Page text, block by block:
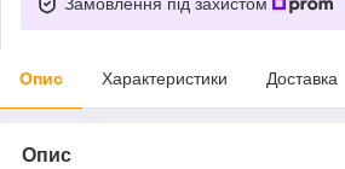
Опис Характеристики Доставка
Опис